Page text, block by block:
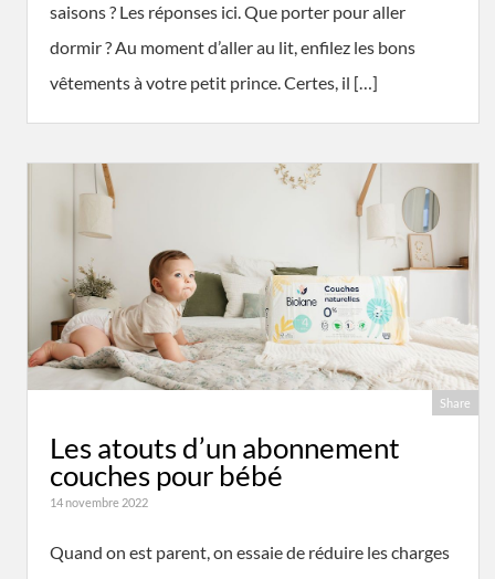
saisons ? Les réponses ici. Que porter pour aller
dormir ? Au moment d’aller au lit, enfilez les bons
vêtements à votre petit prince. Certes, il […]
Share
Les atouts d’un abonnement
couches pour bébé
14 novembre 2022
Quand on est parent, on essaie de réduire les charges